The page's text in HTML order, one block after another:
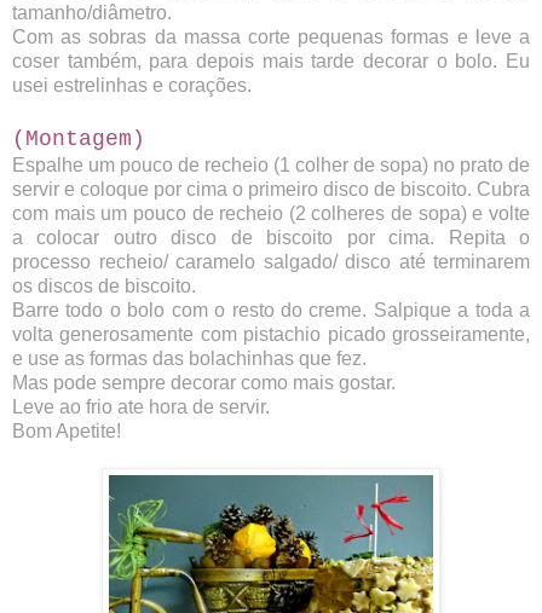
tamanho/diâmetro.
Com as sobras da massa corte pequenas formas e leve a
coser também, para depois mais tarde decorar o bolo. Eu
usei estrelinhas e corações.
(Montagem)
Espalhe um pouco de recheio (1 colher de sopa) no prato de
servir e coloque por cima o primeiro disco de biscoito. Cubra
com mais um pouco de recheio (2 colheres de sopa) e volte
a colocar outro disco de biscoito por cima. Repita o
processo recheio/ caramelo salgado/ disco até terminarem
os discos de biscoito.
Barre todo o bolo com o resto do creme. Salpique a toda a
volta generosamente com pistachio picado grosseiramente,
e use as formas das bolachinhas que fez.
Mas pode sempre decorar como mais gostar.
Leve ao frio ate hora de servir.
Bom Apetite!